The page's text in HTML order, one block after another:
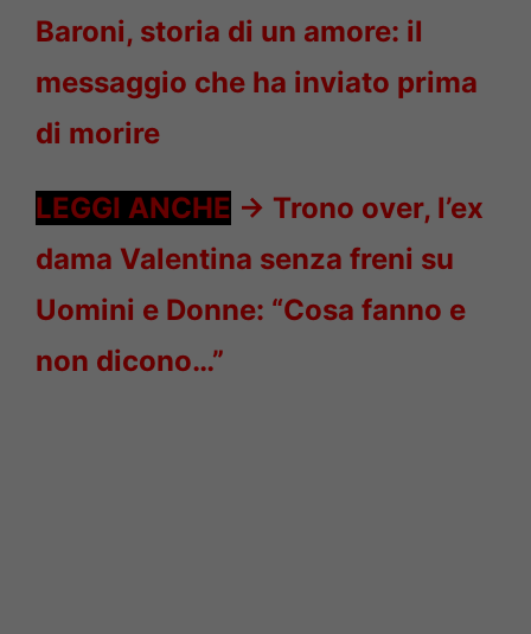
Baroni, storia di un amore: il
messaggio che ha inviato prima
di morire
LEGGI ANCHE -> Trono over, l’ex
dama Valentina senza freni su
Uomini e Donne: “Cosa fanno e
non dicono…”